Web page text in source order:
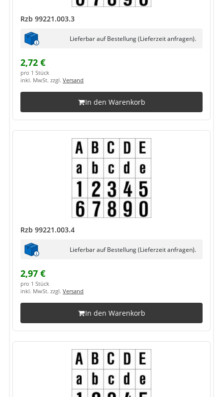
Rzb 99221.003.3
Lieferbar auf Bestellung (Lieferzeit anfragen).
2,72 €
pro 1 Stück
inkl. MwSt. zzgl. Versand
In den Warenkorb
Rzb 99221.003.4
Lieferbar auf Bestellung (Lieferzeit anfragen).
2,97 €
pro 1 Stück
inkl. MwSt. zzgl. Versand
In den Warenkorb